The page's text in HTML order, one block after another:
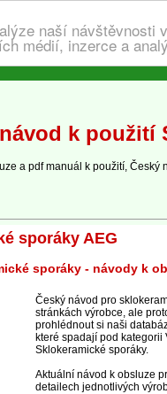
naší návštěvnosti
médií, inzerce a
k použití
a pdf manuál k použití, Český
sporáky AEG
sporáky - návody k
Český návod pro
stránkách výrobce, ale
prohlédnout si naši
které spadají pod kategorii
Sklokeramické sporáky.
Aktuální návod k obsluze
detailech jednotlivých